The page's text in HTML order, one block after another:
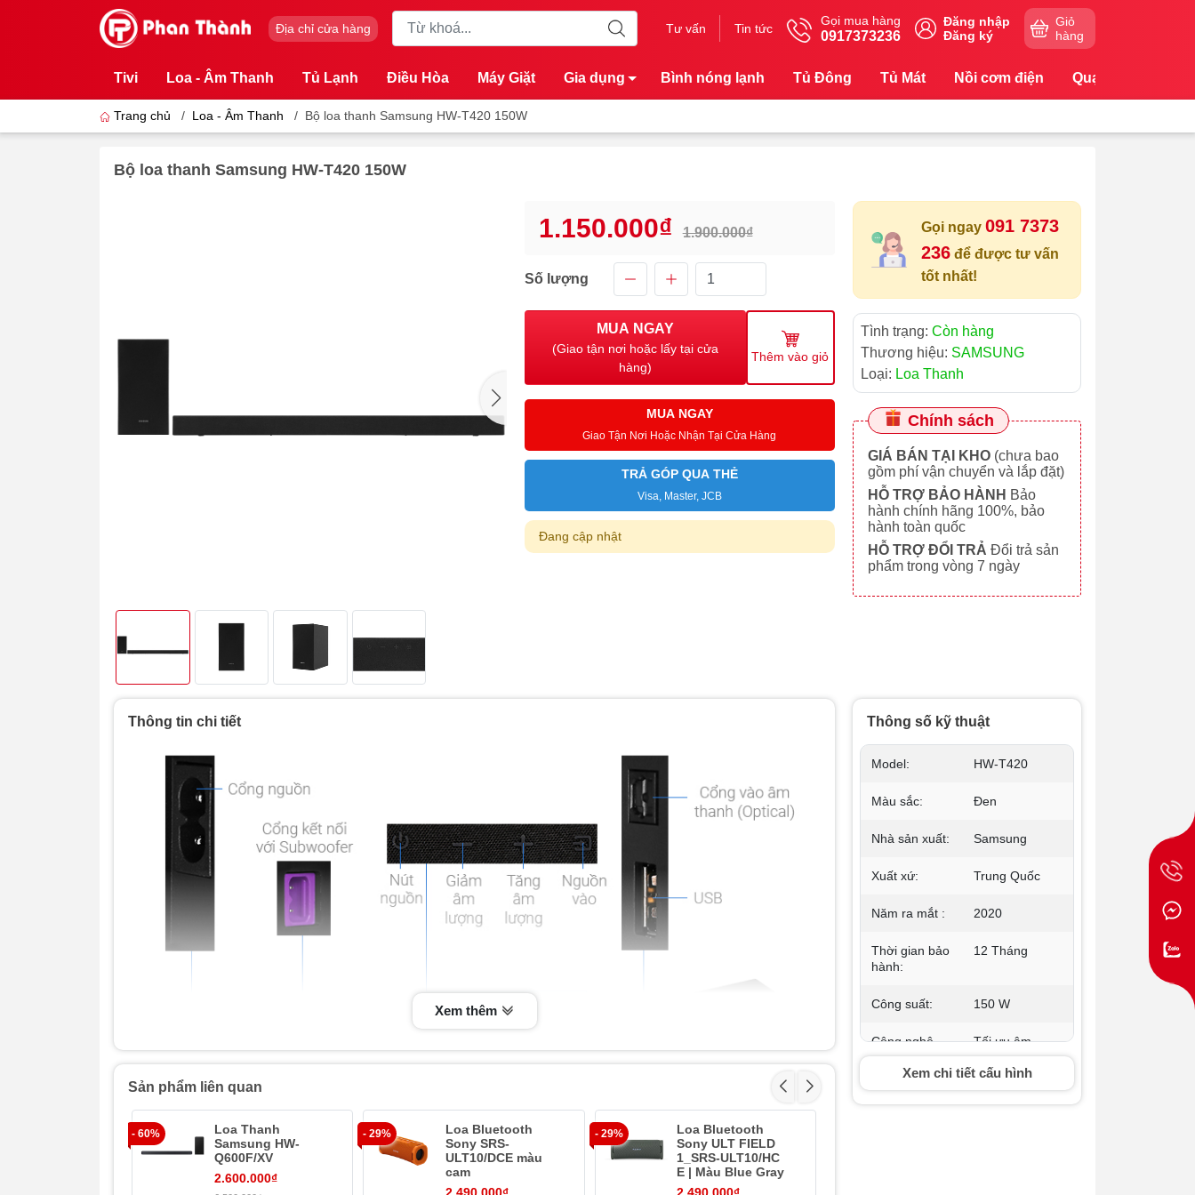
Địa chỉ cửa hàng Tư vấn Tin tức
Gọi mua hàng
0917373236
Đăng nhập
Đăng ký
Giỏ
hàng
Tivi Loa - Âm Thanh Tủ Lạnh Điều Hòa Máy Giặt Gia dụng Bình nóng lạnh Tủ Đông Tủ Mát Nồi cơm điện Quạt
Trang chủ / Loa - Âm Thanh / Bộ loa thanh Samsung HW-T420 150W
Bộ loa thanh Samsung HW-T420 150W
1.150.000₫ 1.900.000₫
Số lượng
MUA NGAY
(Giao tận nơi hoặc lấy tại cửa
hàng)
Thêm vào giỏ
MUA NGAY
Giao Tận Nơi Hoặc Nhận Tại Cửa Hàng
TRẢ GÓP QUA THẺ
Visa, Master, JCB
Đang cập nhật
Gọi ngay 091 7373
236để được tư vấn
tốt nhất!
Tình trạng: Còn hàng
Thương hiệu: SAMSUNG
Loại: Loa Thanh
Chính sách
GIÁ BÁN TẠI KHO(chưa bao
gồm phí vận chuyển và lắp đặt)
HỖ TRỢ BẢO HÀNH Bảo
hành chính hãng 100%, bảo
hành toàn quốc
HỖ TRỢ ĐỔI TRẢ Đổi trả sản
phẩm trong vòng 7 ngày
Thông số kỹ thuật
Model: HW-T420
Màu sắc: Đen
Nhà sản xuất: Samsung
Xuất xứ: Trung Quốc
Năm ra mắt : 2020
Thời gian bảo
hành:
12 Tháng
Công suất: 150 W
Công nghệ
âm thanh:
Tối ưu âm
thanh chơi
Game với chế
độ Game
Mode, Chế độ
Xem chi tiết cấu hình
Thông tin chi tiết
Xem thêm
Sản phẩm liên quan
- 60%
Loa Thanh
Samsung HW-
Q600F/XV
2.600.000₫
- 29%
Loa Bluetooth
Sony SRS-
ULT10/DCE màu
cam
2.490.000₫
- 29%
Loa Bluetooth
Sony ULT FIELD
1_SRS-ULT10/HC
E | Màu Blue Gray
2.490.000₫